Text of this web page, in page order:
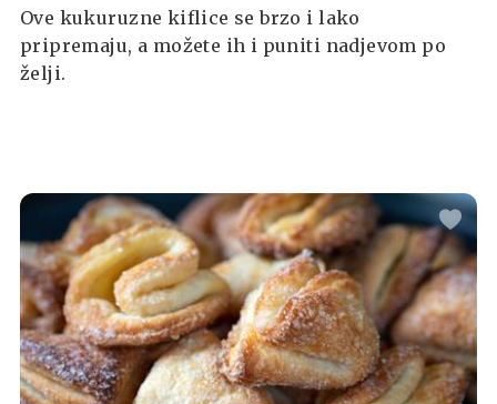
Ove kukuruzne kiflice se brzo i lako
pripremaju, a možete ih i puniti nadjevom po
želji.